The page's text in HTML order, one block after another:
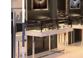
Thiết kế